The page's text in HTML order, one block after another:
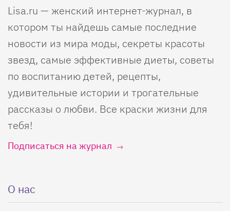
Lisa.ru — женский интернет-журнал, в
котором ты найдешь самые последние
новости из мира моды, секреты красоты
звезд, самые эффективные диеты, советы
по воспитанию детей, рецепты,
удивительные истории и трогательные
рассказы о любви. Все краски жизни для
тебя!
Подписаться на журнал
О нас